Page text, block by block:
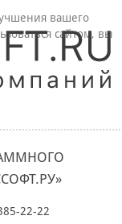
22-22
вашего
сайтом, вы